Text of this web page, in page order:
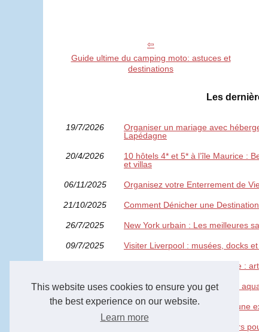
This website uses cookies to ensure you get
the best experience on our website.
Learn more
Guide ultime du camping moto: astuces et
destinations
Les
19/7/2026
Organiser un mariage avec
Lapédagne
20/4/2026
10 hôtels 4* et 5* à l’île Maurice :
et villas
06/11/2025 Organisez votre Enterrement de
21/10/2025 Comment Dénicher une
26/7/2025 New York urbain : Les meilleures
09/7/2025 Visiter Liverpool : musées, docks
Visiter Taos, Nouveau-Mexique :
29/5/2025 Top 5 des campings avec parc
12/3/2025 Location bateau seine : vivez une
Nos meilleures idées de séjours